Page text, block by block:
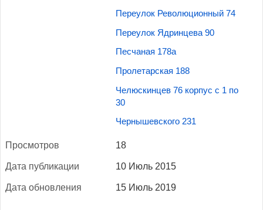
Переулок Революционный 74
Переулок Ядринцева 90
Песчаная 178а
Пролетарская 188
Челюскинцев 76 корпус с 1 по
30
Чернышевского 231
Прос­мотров 18
Да­та пуб­ли­кации 10 Июль 2015
Да­та об­новле­ния 15 Июль 2019